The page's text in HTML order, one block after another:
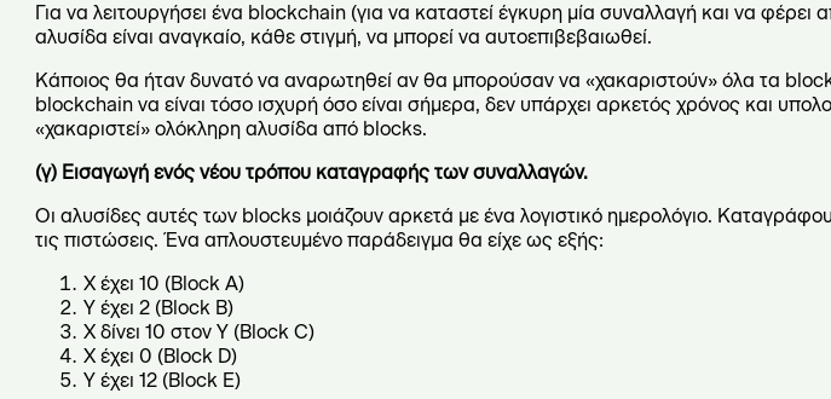
Για να λειτουργήσει ένα blockchain (για να καταστεί έγκυρη μία συναλλαγή και να
αλυσίδα είναι αναγκαίο, κάθε στιγμή, να μπορεί να αυτοεπιβεβαιωθεί.
Κάποιος θα ήταν δυνατό να αναρωτηθεί αν θα μπορούσαν να «χακαριστούν» όλα τα
blockchain να είναι τόσο ισχυρή όσο είναι σήμερα, δεν υπάρχει αρκετός χρόνος και
«χακαριστεί» ολόκληρη αλυσίδα από blocks.
(γ) Εισαγωγή ενός νέου τρόπου καταγραφής των συναλλαγών.
Οι αλυσίδες αυτές των blocks μοιάζουν αρκετά με ένα λογιστικό ημερολόγιο.
τις πιστώσεις. Ένα απλουστευμένο παράδειγμα θα είχε ως εξής:
X έχει 10 (Block A)
Y έχει 2 (Block B)
X δίνει 10 στον Y (Block C)
X έχει 0 (Block D)
Y έχει 12 (Block E)